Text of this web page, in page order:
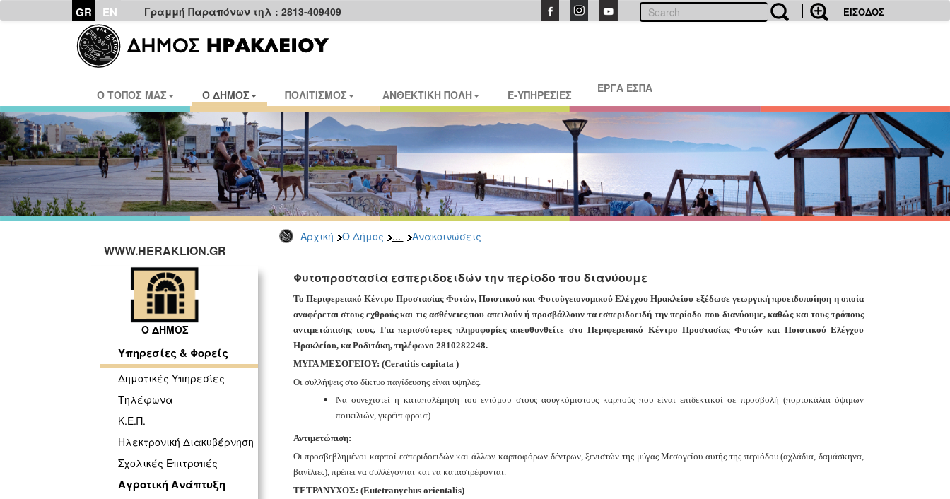
GR EN Γραμμή Παραπόνων τηλ : 2813-409409 ΕΙΣΟΔΟΣ
Ο ΤΟΠΟΣ ΜΑΣ Ο ΔΗΜΟΣ ΠΟΛΙΤΙΣΜΟΣ ΑΝΘΕΚΤΙΚΗ ΠΟΛΗ E-ΥΠΗΡΕΣΙΕΣ ΕΡΓΑ ΕΣΠΑ
Αρχική Ο Δήμος ... Ανακοινώσεις
WWW.HERAKLION.GR
Ο ΔΗΜΟΣ
Υπηρεσίες & Φορείς
Δημοτικές Υπηρεσίες
Τηλέφωνα
Κ.Ε.Π.
Ηλεκτρονική Διακυβέρνηση
Σχολικές Επιτροπές
Αγροτική Ανάπτυξη
Φυτοπροστασία εσπεριδοειδών την περίοδο που διανύουμε
Το Περιφερειακό Κέντρο Προστασίας Φυτών, Ποιοτικού και Φυτοϋγειονομικού Ελέγχου Ηρακλείου εξέδωσε γεωργική προειδοποίηση η οποία
αναφέρεται στους εχθρούς και τις ασθένειες που απειλούν ή προσβάλλουν τα εσπεριδοειδή την περίοδο που διανύουμε, καθώς και τους τρόπους
αντιμετώπισης τους. Για περισσότερες πληροφορίες απευθυνθείτε στο Περιφερειακό Κέντρο Προστασίας Φυτών και Ποιοτικού Ελέγχου
Ηρακλείου, κα Ροδιτάκη, τηλέφωνο 2810282248.
ΜΥΓΑ ΜΕΣΟΓΕΙΟΥ: (Ceratitis capitata )
Οι συλλήψεις στο δίκτυο παγίδευσης είναι υψηλές.
Να συνεχιστεί η καταπολέμηση του εντόμου στους ασυγκόμιστους καρπούς που είναι επιδεκτικοί σε προσβολή (πορτοκάλια όψιμων
ποικιλιών, γκρέϊπ φρουτ).
Αντιμετώπιση:
Οι προσβεβλημένοι καρποί εσπεριδοειδών και άλλων καρποφόρων δέντρων, ξενιστών της μύγας Μεσογείου αυτής της περιόδου (αχλάδια, δαμάσκηνα,
βανίλιες), πρέπει να συλλέγονται και να καταστρέφονται.
ΤΕΤΡΑΝΥΧΟΣ: (Eutetranychus orientalis)